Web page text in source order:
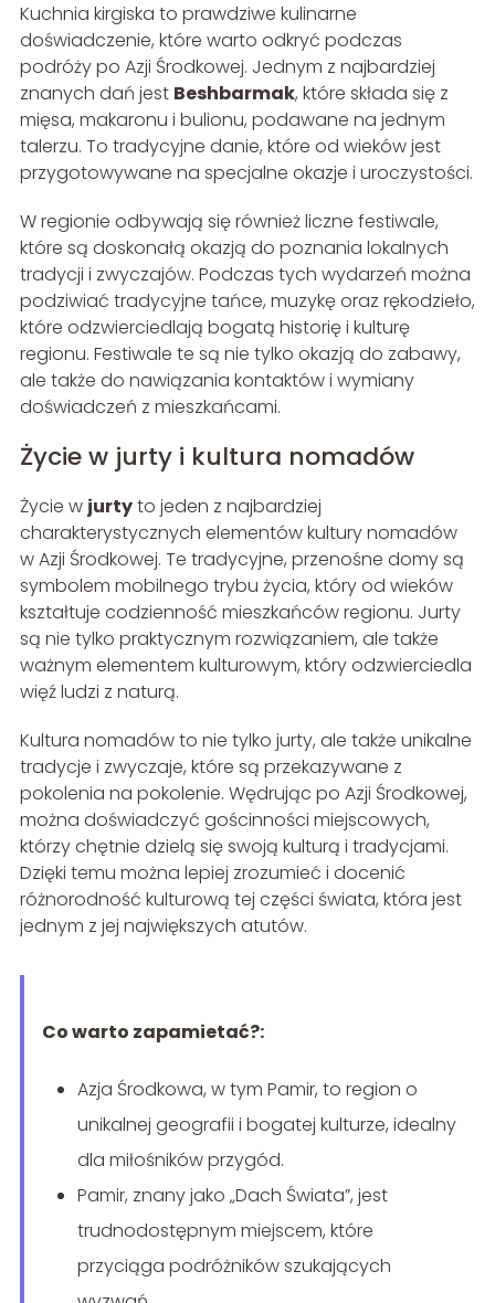
Kuchnia kirgiska to prawdziwe kulinarne
doświadczenie, które warto odkryć podczas
podróży po Azji Środkowej. Jednym z najbardziej
znanych dań jest Beshbarmak, które składa się z
mięsa, makaronu i bulionu, podawane na jednym
talerzu. To tradycyjne danie, które od wieków jest
przygotowywane na specjalne okazje i uroczystości.
W regionie odbywają się również liczne festiwale,
które są doskonałą okazją do poznania lokalnych
tradycji i zwyczajów. Podczas tych wydarzeń można
podziwiać tradycyjne tańce, muzykę oraz rękodzieło,
które odzwierciedlają bogatą historię i kulturę
regionu. Festiwale te są nie tylko okazją do zabawy,
ale także do nawiązania kontaktów i wymiany
doświadczeń z mieszkańcami.
Życie w jurty i kultura nomadów
Życie w jurtyto jeden z najbardziej
charakterystycznych elementów kultury nomadów
w Azji Środkowej. Te tradycyjne, przenośne domy są
symbolem mobilnego trybu życia, który od wieków
kształtuje codzienność mieszkańców regionu. Jurty
są nie tylko praktycznym rozwiązaniem, ale także
ważnym elementem kulturowym, który odzwierciedla
więź ludzi z naturą.
Kultura nomadów to nie tylko jurty, ale także unikalne
tradycje i zwyczaje, które są przekazywane z
pokolenia na pokolenie. Wędrując po Azji Środkowej,
można doświadczyć gościnności miejscowych,
którzy chętnie dzielą się swoją kulturą i tradycjami.
Dzięki temu można lepiej zrozumieć i docenić
różnorodność kulturową tej części świata, która jest
jednym z jej największych atutów.
Co warto zapamietać?:
Azja Środkowa, w tym Pamir, to region o
unikalnej geografii i bogatej kulturze, idealny
dla miłośników przygód.
Pamir, znany jako „Dach Świata”, jest
trudnodostępnym miejscem, które
przyciąga podróżników szukających